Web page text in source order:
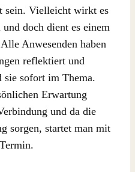
sein. Vielleicht wirkt es
doch dient es einem
Anwesenden haben
reflektiert und
sie sofort im Thema.
Erwartung
und da die
sorgen, startet man mit